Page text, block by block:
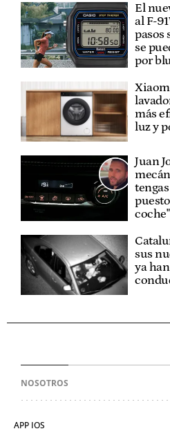
El
al F-
pasos
se
por
más
luz y
Juan
coche"
sus
ya
NOSOTROS
APP IOS